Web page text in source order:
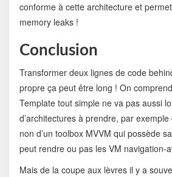
conforme à cette architecture et
memory leaks !
Conclusion
Transformer deux lignes de code
propre ça peut être long ! On
Template tout simple ne va pas aussi
d’architectures à prendre, par exemple
non d’un toolbox MVVM qui possède
peut rendre ou pas les VM navigation-
Mais de la coupe aux lèvres il y a